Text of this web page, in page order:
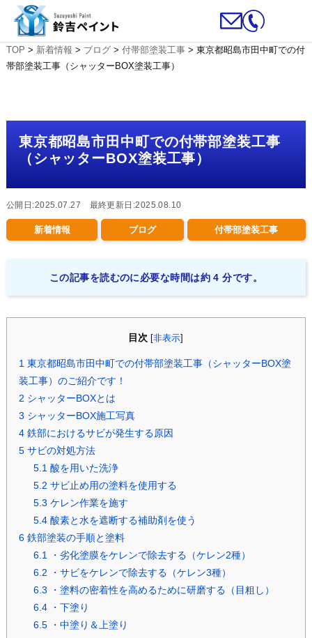
TOP > 新着情報 > ブログ> 付帯部塗装工事> 東京都昭島市田中町での付
帯部塗装工事（シャッターBOX塗装工事）
東京都昭島市田中町での付帯部塗装工事
（シャッターBOX塗装工事）
公開日:2025.07.27 最終更新日:2025.08.10
新着情報 ブログ 付帯部塗装工事
この記事を読むのに必要な時間は約 4 分です。
目次 [非表示
1東京都昭島市田中町での付帯部塗装工事（シャッターBOX塗
装工事）のご紹介です！
2 シャッターBOXとは
3 シャッターBOX施工写真
4鉄部におけるサビが発生する原因
5サビの対処方法
5.1酸を用いた洗浄
5.2 サビ止め用の塗料を使用する
5.3 ケレン作業を施す
5.4酸素と水を遮断する補助剤を使う
6鉄部塗装の手順と塗料
6.1・劣化塗膜をケレンで除去する（ケレン2種）
6.2 ・サビをケレンで除去する（ケレン3種）
6.3 ・塗料の密着性を高めるために研磨する（目粗し）
6.4・下塗り
6.5・中塗り＆上塗り